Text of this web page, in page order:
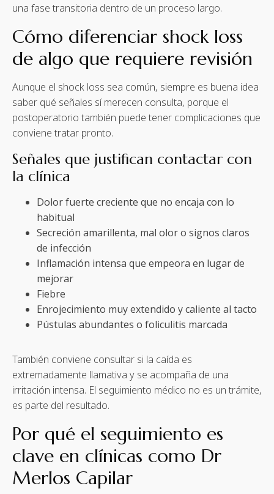
una fase transitoria dentro de un proceso largo.
Cómo diferenciar shock loss
de algo que requiere revisión
Aunque el shock loss sea común, siempre es buena idea
saber qué señales sí merecen consulta, porque el
postoperatorio también puede tener complicaciones que
conviene tratar pronto.
Señales que justifican contactar con
la clínica
Dolor fuerte creciente que no encaja con lo
habitual
Secreción amarillenta, mal olor o signos claros
de infección
Inflamación intensa que empeora en lugar de
mejorar
Fiebre
Enrojecimiento muy extendido y caliente al tacto
Pústulas abundantes o foliculitis marcada
También conviene consultar si la caída es
extremadamente llamativa y se acompaña de una
irritación intensa. El seguimiento médico no es un trámite,
es parte del resultado.
Por qué el seguimiento es
clave en clínicas como Dr
Merlos Capilar